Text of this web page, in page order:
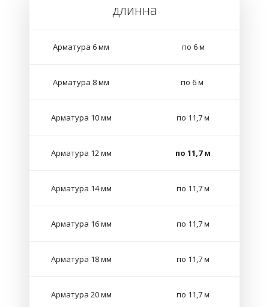
длинна
Арматура 6 мм по 6 м
Арматура 8 мм по 6 м
Арматура 10 мм по 11,7 м
Арматура 12 мм по 11,7 м
Арматура 14 мм по 11,7 м
Арматура 16 мм по 11,7 м
Арматура 18 мм по 11,7 м
Арматура 20 мм по 11,7 м